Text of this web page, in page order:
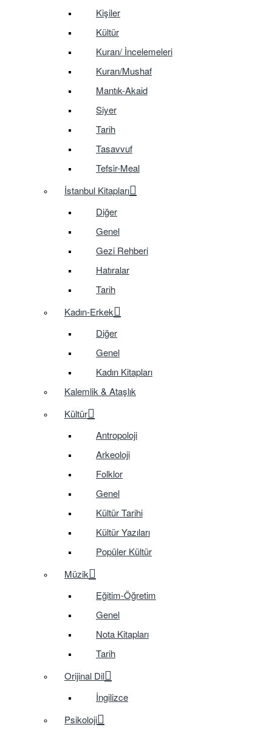
Kişiler
Kültür
Kuran/ İncelemeleri
Kuran/Mushaf
Mantık-Akaid
Siyer
Tarih
Tasavvuf
Tefsir-Meal
İstanbul Kitapları
Diğer
Genel
Gezi Rehberi
Hatıralar
Tarih
Kadın-Erkek
Diğer
Genel
Kadın Kitapları
Kalemlik & Ataşlık
Kültür
Antropoloji
Arkeoloji
Folklor
Genel
Kültür Tarihi
Kültür Yazıları
Popüler Kültür
Müzik
Eğitim-Öğretim
Genel
Nota Kitapları
Tarih
Orijinal Dil
İngilizce
Psikoloji